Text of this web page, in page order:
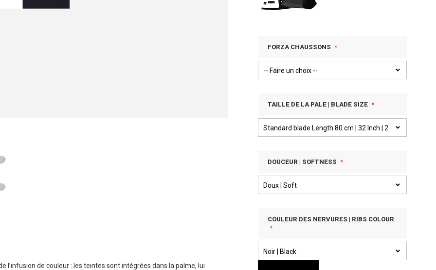
l’infusion de couleur : les teintes sont intégrées dans la palme, lui
FORZA CHAUSSONS
TAILLE DE LA PALE | BLADE SIZE
DOUCEUR | SOFTNESS
COULEUR DES NERVURES | RIBS COLOUR